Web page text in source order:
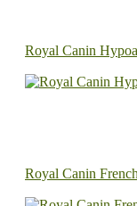
Royal Canin
Royal Canin